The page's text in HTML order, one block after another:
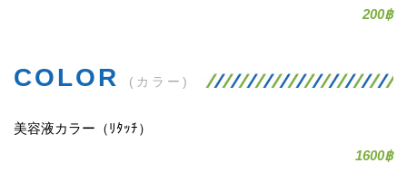
200฿
COLOR (カラー)
美容液カラー（ﾘﾀｯﾁ）
1600฿